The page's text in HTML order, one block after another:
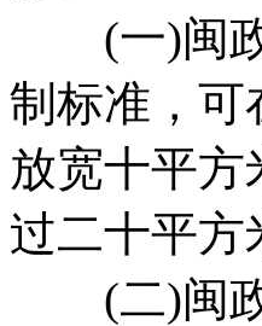
(一)闽政
制标准，可
放宽十平
过二十平方
(二)闽政